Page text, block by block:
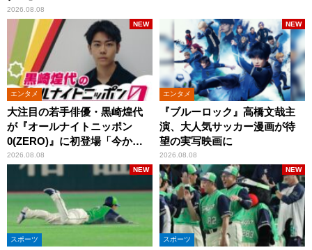
2026.08.08
エンタメ
大注目の若手俳優・黒崎煌代
が『オールナイトニッポン
0(ZERO)』に初登場「今から
とてもワクワクしておりま
す！」
2026.08.08
NEW
エンタメ
『ブルーロック』高橋文哉主
演、大人気サッカー漫画が待
望の実写映画に
2026.08.08
NEW
スポーツ
NEW
スポーツ
NEW